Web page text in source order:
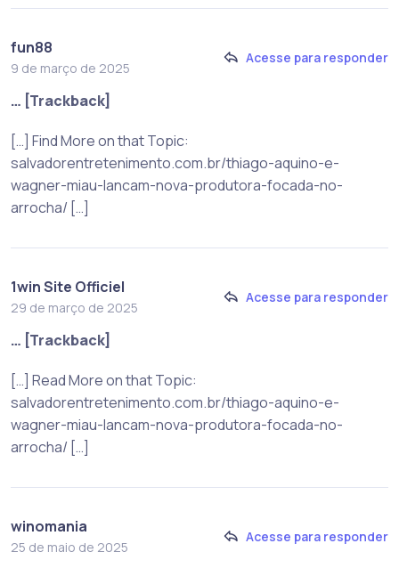
fun88
9 de março de 2025
Acesse para responder
… [Trackback]
[…] Find More on that Topic:
salvadorentretenimento.com.br/thiago-aquino-e-
wagner-miau-lancam-nova-produtora-focada-no-
arrocha/ […]
1win Site Officiel
29 de março de 2025
Acesse para responder
… [Trackback]
[…] Read More on that Topic:
salvadorentretenimento.com.br/thiago-aquino-e-
wagner-miau-lancam-nova-produtora-focada-no-
arrocha/ […]
winomania
25 de maio de 2025
Acesse para responder